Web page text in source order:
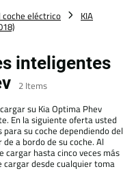
coche eléctrico
KIA
inteligentes
2 Items
su Kia Optima Phev
En la siguiente oferta usted
su coche dependiendo del
a bordo de su coche. Al
cargar hasta cinco veces más
cargar desde cualquier toma